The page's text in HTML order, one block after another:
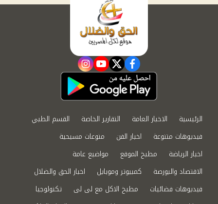
facebook
twitter
youtube
instagram
الرئيسية الاخبار العامة التقارير الخاصة
القسم الطبي
فيديوهات متنوعة
اخبار الفن
منوعات مسيحية
اخبار الرياضة
مطبخ الموقع
مواضيع عامة
الاقتصاد والبورصة
كمبيوتر وموبايل
اخبار الحق والضلال
فيديوهات فضائيات
مطبخ الاكل مع لى لى
تكنولوجيا